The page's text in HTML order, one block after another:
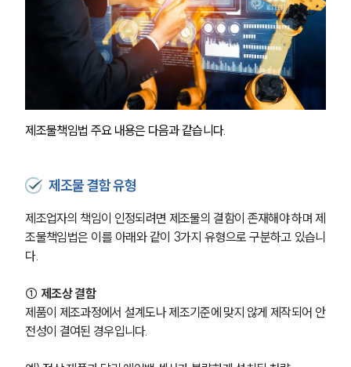
제조물책임법 주요 내용은 다음과 같습니다.
제조물 결함 유형
제조업자의 책임이 인정되려면 제조물의 결함이 존재해야 하며 제
조물책임법은 이를 아래와 같이 3가지 유형으로 구분하고 있습니
다.
① 제조상 결함
제품이 제조과정에서 설계도나 제조기준에 맞지 않게 제작되어 안
전성이 결여된 경우입니다.